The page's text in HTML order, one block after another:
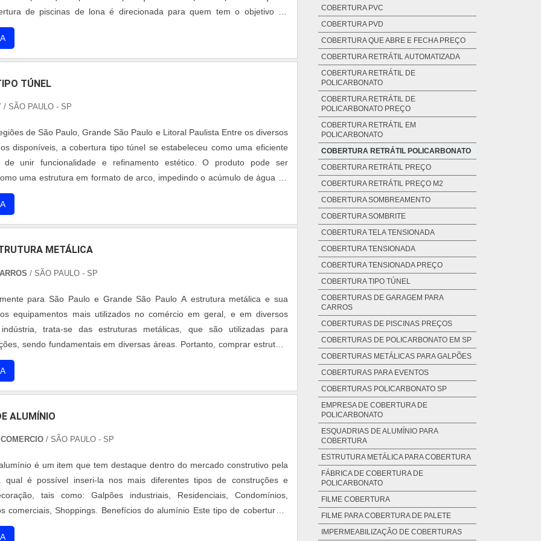
procurar por estrutura metálica para telha sanduiche: Comprometida
Responsável; Altamente qualificada; Inovadora; Segura. ALGUNS
A EMPRESASomente na Coberzip sempre tem a solução mais
de estrutura metálica para telha sanduiche. Prezando pelo que há de
e painel térmico.Tem rótulo de comprometida com os serviços e
construídas por focar suas ações no resultado final, tendo escritório
comprovadamente 100% das não conformidades encontradas.
a uma equipe multidisciplinar de consultores, garante uma entrega de
a ponta.
de piscinas de lona é direcionada para quem tem o objetivo de
piscina limpa, a protegendo de impurezas como insetos e folhagens,
formação de....
TÚNEL
/ SÃO PAULO - SP
de São Paulo, Grande São Paulo e Litoral Paulista Entre os diversos
disponíveis, a cobertura tipo túnel se estabeleceu como uma eficiente
de unir funcionalidade e refinamento estético. O produto pode ser
uma estrutura em formato de arco, impedindo o acúmulo de água da
superfície. Características técnicas do produto A cobertura pode ser
METÁLICA
/ SÃO PAULO - SP
para São Paulo e Grande São Paulo A estrutura metálica e sua
equipamentos mais utilizados no comércio em geral, e em diversos
trata-se das estruturas metálicas, que são utilizadas para
sendo fundamentais em diversas áreas. Portanto, comprar estrutura
algo costumeiro. Recomendações Por se tratar de algo natural, você
cuidados ....
ALUMÍNIO
/ SÃO PAULO - SP
é um item que tem destaque dentro do mercado construtivo pela
qual é possível inseri-la nos mais diferentes tipos de construções e
tais como: Galpões industriais, Residenciais, Condomínios,
comerciais, Shoppings. Benefícios do alumínio Este tipo de cobertura é
por diversos profissionais no ramo construtivo como engenheiros,
COBERTURA PVC
COBERTURA PVD
COBERTURA QUE ABRE E FECHA PREÇO
COBERTURA RETRÁTIL AUTOMATIZADA
COBERTURA RETRÁTIL DE
POLICARBONATO
COBERTURA RETRÁTIL DE
POLICARBONATO PREÇO
COBERTURA RETRÁTIL EM
POLICARBONATO
COBERTURA RETRÁTIL POLICARBONATO
COBERTURA RETRÁTIL PREÇO
COBERTURA RETRÁTIL PREÇO M2
COBERTURA SOMBREAMENTO
COBERTURA SOMBRITE
COBERTURA TELA TENSIONADA
COBERTURA TENSIONADA
COBERTURA TENSIONADA PREÇO
COBERTURA TIPO TÚNEL
COBERTURAS DE GARAGEM PARA
CARROS
COBERTURAS DE PISCINAS PREÇOS
COBERTURAS DE POLICARBONATO EM SP
COBERTURAS METÁLICAS PARA GALPÕES
COBERTURAS PARA EVENTOS
COBERTURAS POLICARBONATO SP
EMPRESA DE COBERTURA DE
POLICARBONATO
ESQUADRIAS DE ALUMÍNIO PARA
COBERTURA
ESTRUTURA METÁLICA PARA COBERTURA
FÁBRICA DE COBERTURA DE
POLICARBONATO
FILME COBERTURA
FILME PARA COBERTURA DE PALETE
IMPERMEABILIZAÇÃO DE COBERTURAS